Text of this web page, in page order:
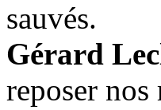
sauvés.
Gérard
reposer